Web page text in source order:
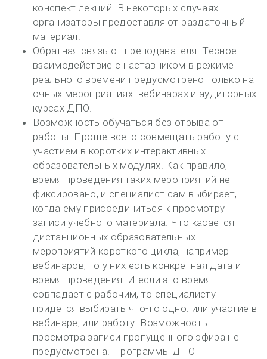
конспект лекций. В некоторых случаях
организаторы предоставляют раздаточный
материал.
Обратная связь от преподавателя. Тесное
взаимодействие с наставником в режиме
реального времени предусмотрено только на
очных мероприятиях: вебинарах и аудиторных
курсах ДПО.
Возможность обучаться без отрыва от
работы. Проще всего совмещать работу с
участием в коротких интерактивных
образовательных модулях. Как правило,
время проведения таких мероприятий не
фиксировано, и специалист сам выбирает,
когда ему присоединиться к просмотру
записи учебного материала. Что касается
дистанционных образовательных
мероприятий короткого цикла, например
вебинаров, то у них есть конкретная дата и
время проведения. И если это время
совпадает с рабочим, то специалисту
придется выбирать что-то одно: или участие в
вебинаре, или работу. Возможность
просмотра записи пропущенного эфира не
предусмотрена. Программы ДПО